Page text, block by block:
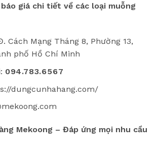
giá chi tiết về các loại muỗng
Cách Mạng Tháng 8, Phường 13,
phố Hồ Chí Minh
094.783.6567
dungcunhahang.com/
Mekoong – Đáp ứng mọi nhu cầu